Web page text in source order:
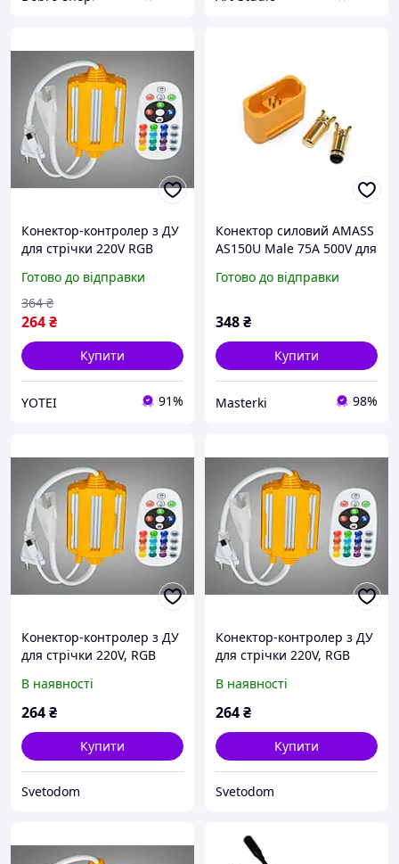
Конектор-контролер з ДУ
для стрічки 220V RGB
Готово до відправки
264₴
364 ₴
Купити
YOTEI 91%
Конектор силовий AMASS
AS150U Male 75A 500V для
позолочена мідь
Готово до відправки
348₴
Купити
Masterki 98%
Конектор-контролер з ДУ
для стрічки 220V, RGB
В наявності
264₴
Купити
Svetodom
Конектор-контролер з ДУ
для стрічки 220V, RGB
В наявності
264₴
Купити
Svetodom